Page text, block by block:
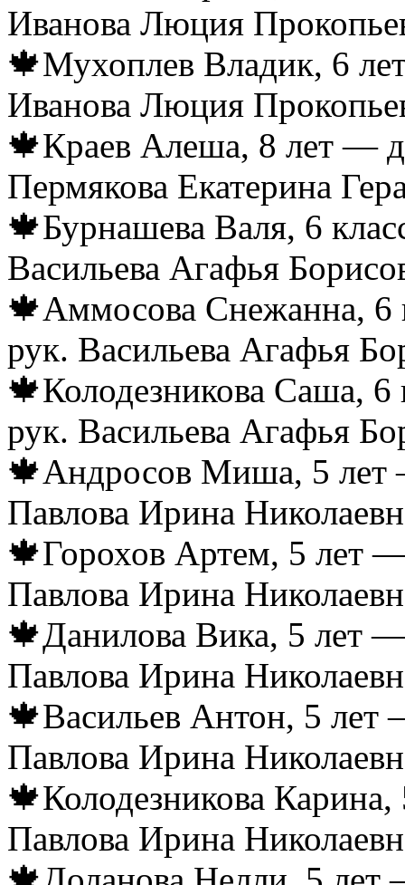
Иванова Люция
🍁Мухоплев Владик, 6
Иванова Люция
🍁Краев Алеша, 8 лет —
Пермякова Екатерина
🍁Бурнашева Валя, 6
Васильева Агафья
🍁Аммосова Снежанна, 6
рук. Васильева Агафья
🍁Колодезникова Саша,
рук. Васильева Агафья
🍁Андросов Миша, 5 лет
Павлова Ирина
🍁Горохов Артем, 5 лет
Павлова Ирина
🍁Данилова Вика, 5 лет
Павлова Ирина
🍁Васильев Антон, 5 лет
Павлова Ирина
🍁Колодезникова
Павлова Ирина